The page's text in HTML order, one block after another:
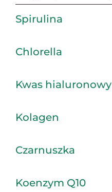
Spirulina
Chlorella
Kwas hialuronowy
Kolagen
Czarnuszka
Koenzym Q10